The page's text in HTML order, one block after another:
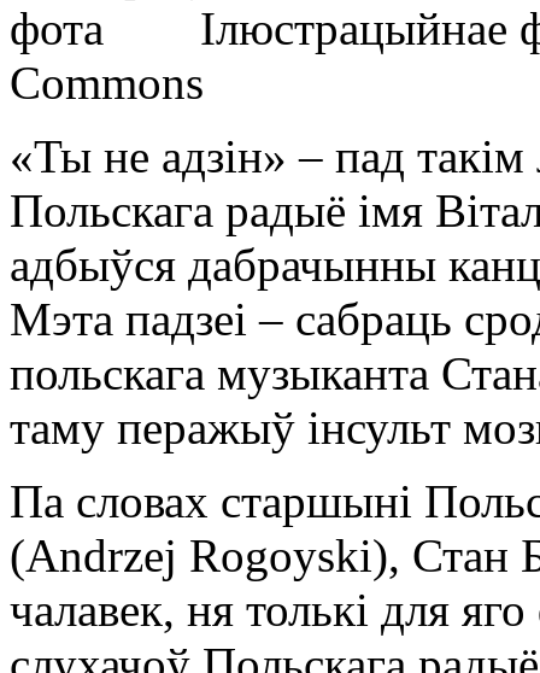
Ілюстрацыйнае
Commons
«Ты не адзін» – пад
Польскага радыё імя
адбыўся дабрачынны
Мэта падзеі – сабраць
польскага музыканта
таму перажыў інсульт
Па словах старшыні
(Andrzej Rogoyski), Стан
чалавек, ня толькі для